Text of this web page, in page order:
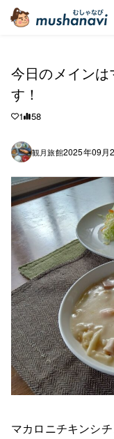
今日のメイン
す！
1 58
観月旅館2025年09月
マカロニチキンシ